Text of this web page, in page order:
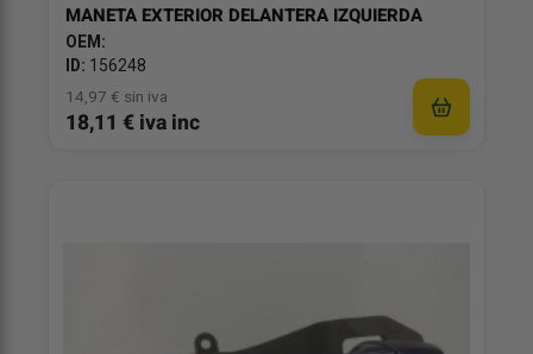
MANETA EXTERIOR DELANTERA IZQUIERDA
OEM:
ID: 156248
14,97 € sin iva
18,11 € iva inc